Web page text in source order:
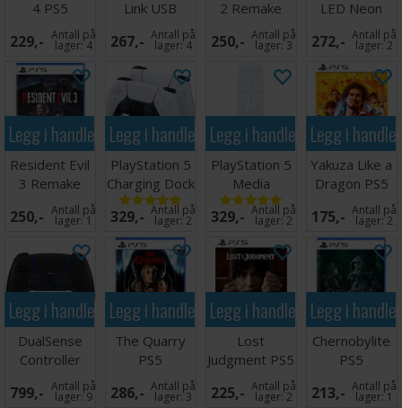
Eye – og prøv deg på sideaktiviteter som boksing uten
hansker, freestyle-fotball, illegale leveringskontrakter
og gatekunst.
SPILL PÅ LAG MED VENNER:
Ta teamet ditt på nett,
og slå deg sammen med inntil tre venner for å utforske
spilluniverset sammen og prøve dere på helt nye
samarbeidsoppdrag og utfordrende end-game-innhold.
Motta jevnlige gratisoppdateringer som gir spillet nye
onlinemoduser, belønninger og tematiserte hendelser.
Utgivelsesdato: 24. november 2020
4 PS5
229,- Antall på
lager:4
Link USB
Adapter
PS5/PC
267,- Antall på
lager:4
2 Remake
PS5
250,- Antall på
lager:3
LED Neon
Light - 30 cm
272,- Antall på
lager:2
Legg i handlekurven
Resident Evil
3 Remake
PS5
250,- Antall på
lager:1
Legg i handlekurven
PlayStation 5
Charging Dock
PS5
329,- Antall på
lager:2
Legg i handlekurven
PlayStation 5
Media
Remote PS5
329,- Antall på
lager:2
Legg i
Yakuza Like a
Dragon PS5
175,- Antall på
lager:2
Legg i handlekurven
DualSense
Controller
Midnight Black
PS5
799,- Antall på
lager:9
Legg i handlekurven
The Quarry
PS5
286,- Antall på
lager:3
Legg i handlekurven
Lost
Judgment PS5
225,- Antall på
lager:2
Legg i
Chernobylite
PS5
213,- Antall på
lager:1